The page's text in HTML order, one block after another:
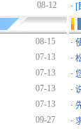
08-12
· [
08-15
07-13
07-13
07-13
07-13
09-27
·
·
·
·
·
·